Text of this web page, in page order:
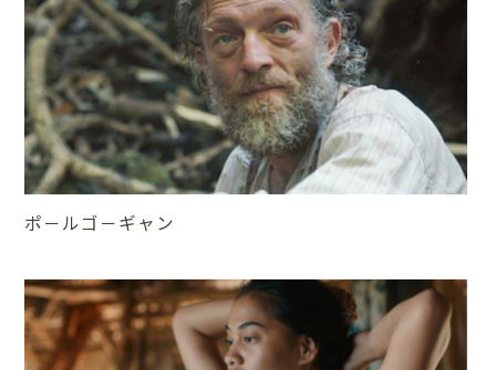
ポ－ルゴ－ギャン